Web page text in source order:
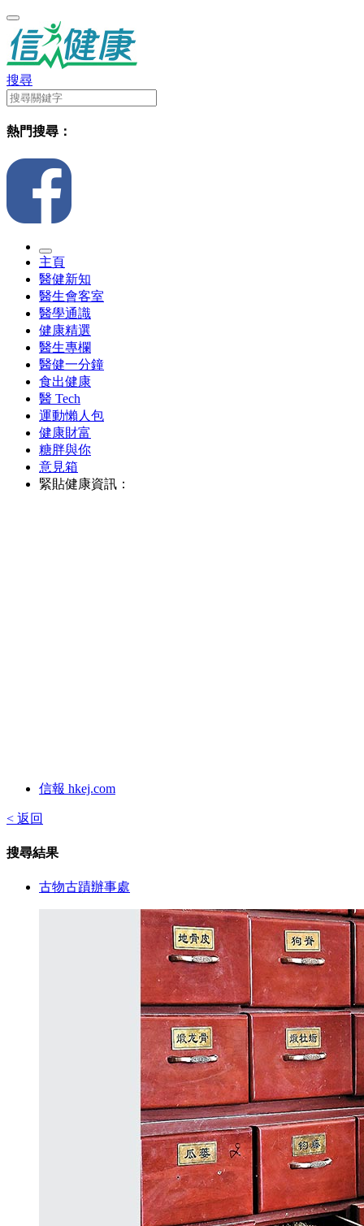
搜尋
熱門搜尋：
主頁
醫健新知
醫生會客室
醫學通識
健康精選
醫生專欄
醫健一分鐘
食出健康
醫 Tech
運動懶人包
健康財富
糖胖與你
意見箱
緊貼健康資訊：
信報 hkej.com
< 返回
搜尋結果
古物古蹟辦事處